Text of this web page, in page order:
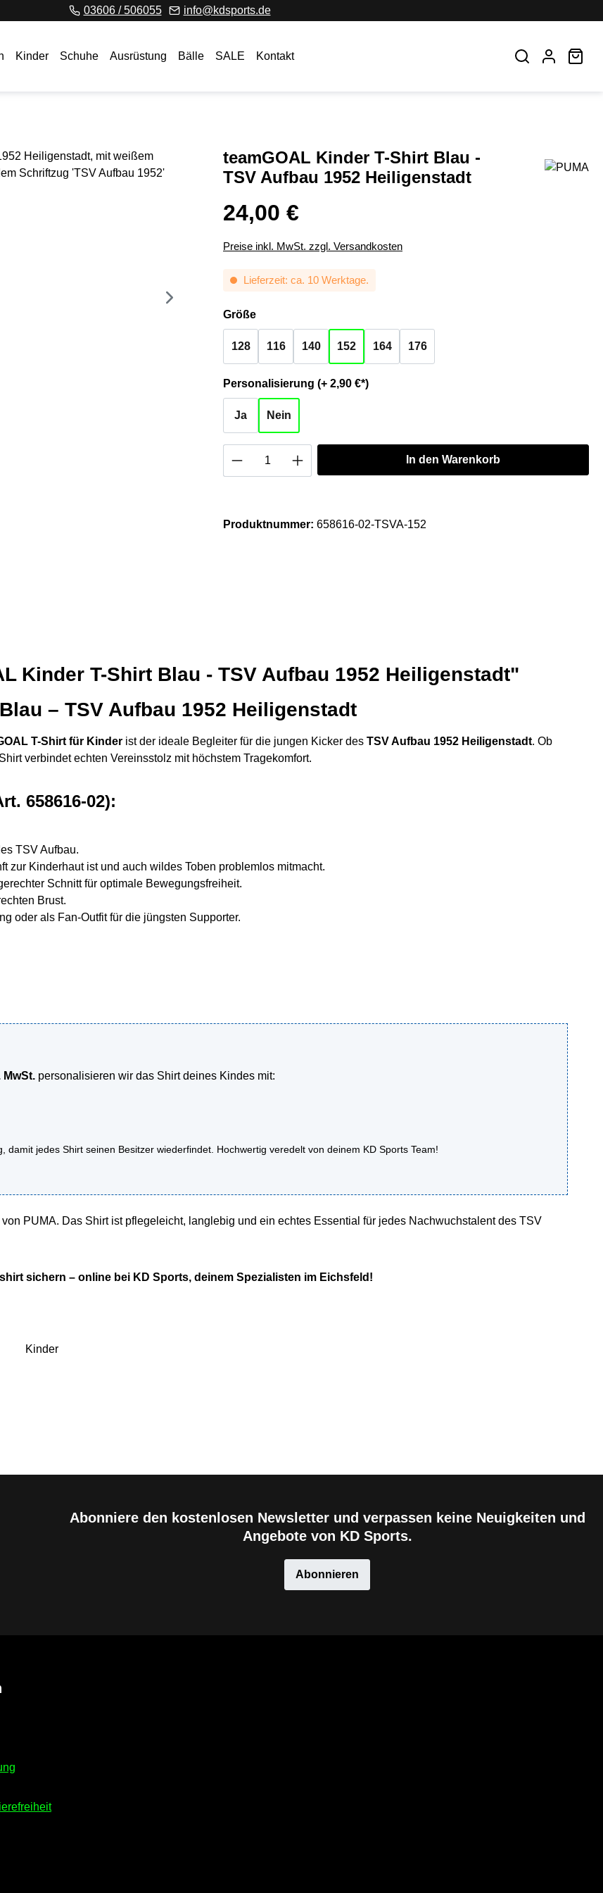
03606 / 506055 info@kdsports.de
Kinder Schuhe Ausrüstung Bälle SALE Kontakt
teamGOAL Kinder T-Shirt Blau -
TSV Aufbau 1952 Heiligenstadt
24,00 €
Preise inkl. MwSt. zzgl. Versandkosten
Lieferzeit: ca. 10 Werktage.
Größeauswählen
128 116 140 152 164 176
Personalisierung (+ 2,90 €*)auswählen
Ja Nein
Produkt Anzahl: Gib den gewünschten Wert ein
In den Warenkorb
Produktnummer: 658616-02-TSVA-152
Kinder T-Shirt Blau - TSV Aufbau 1952 Heiligenstadt"
– TSV Aufbau 1952 Heiligenstadt
T-Shirt für Kinder ist der ideale Begleiter für die jungen Kicker des TSV Aufbau 1952 Heiligenstadt. Ob
verbindet echten Vereinsstolz mit höchstem Tragekomfort.
658616-02):
TSV Aufbau.
zur Kinderhaut ist und auch wildes Toben problemlos mitmacht.
Schnitt für optimale Bewegungsfreiheit.
Brust.
oder als Fan-Outfit für die jüngsten Supporter.
MwSt. personalisieren wir das Shirt deines Kindes mit:
jedes Shirt seinen Besitzer wiederfindet. Hochwertig veredelt von deinem KD Sports Team!
PUMA. Das Shirt ist pflegeleicht, langlebig und ein echtes Essential für jedes Nachwuchstalent des TSV
sichern – online bei KD Sports, deinem Spezialisten im Eichsfeld!
Kinder
Abonniere den kostenlosen Newsletter und verpassen keine Neuigkeiten und
Angebote von KD Sports.
Abonnieren